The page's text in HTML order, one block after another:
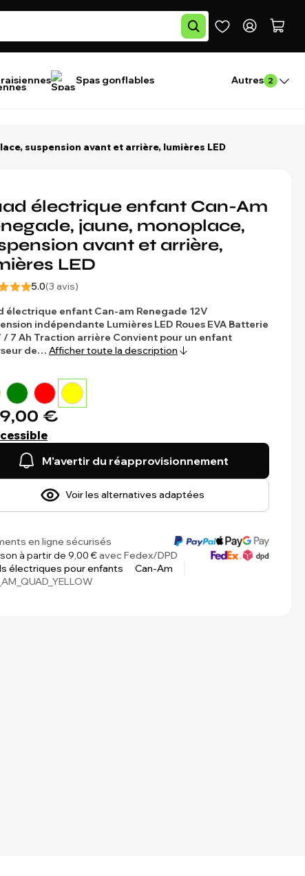
Spas gonflables Autres 2
suspension avant et arrière, lumières LED
électrique enfant Can-Am
jaune, monoplace,
avant et arrière,
LED
5.0(3 avis)
électrique enfant Can-am Renegade 12V
indépendante Lumières LED Roues EVA Batterie
/ 7 Ah Traction arrière Convient pour un enfant
de… Afficher toute la description
€
M'avertir du réapprovisionnement
Voir les alternatives adaptées
en ligne sécurisés
à partir de 9,00 €avec Fedex/DPD
électriques pour enfants
Can-Am